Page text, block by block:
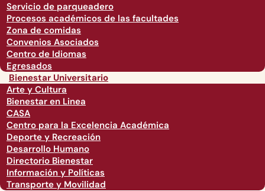
Servicio de parqueadero
Procesos académicos de las facultades
Zona de comidas
Convenios Asociados
Centro de Idiomas
Egresados
Bienestar Universitario
Arte y Cultura
Bienestar en Linea
CASA
Centro para la Excelencia Académica
Deporte y Recreación
Desarrollo Humano
Directorio Bienestar
Información y Políticas
Transporte y Movilidad